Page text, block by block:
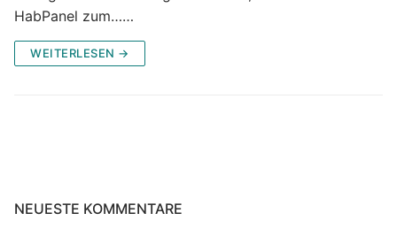
HabPanel zum……
WEITERLESEN →
NEUESTE KOMMENTARE